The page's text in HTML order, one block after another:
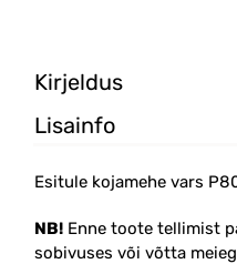
Kirjeldus
Lisainfo
Esitule kojamehe vars
NB! Enne toote tellimist
sobivuses või võtta